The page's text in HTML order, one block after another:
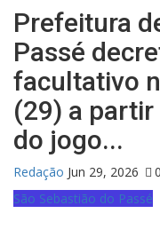
Prefeitura
Passé
facultativo
(29) a
do jogo...
Redação Jun 29, 2026
0
São Sebastião do Passé